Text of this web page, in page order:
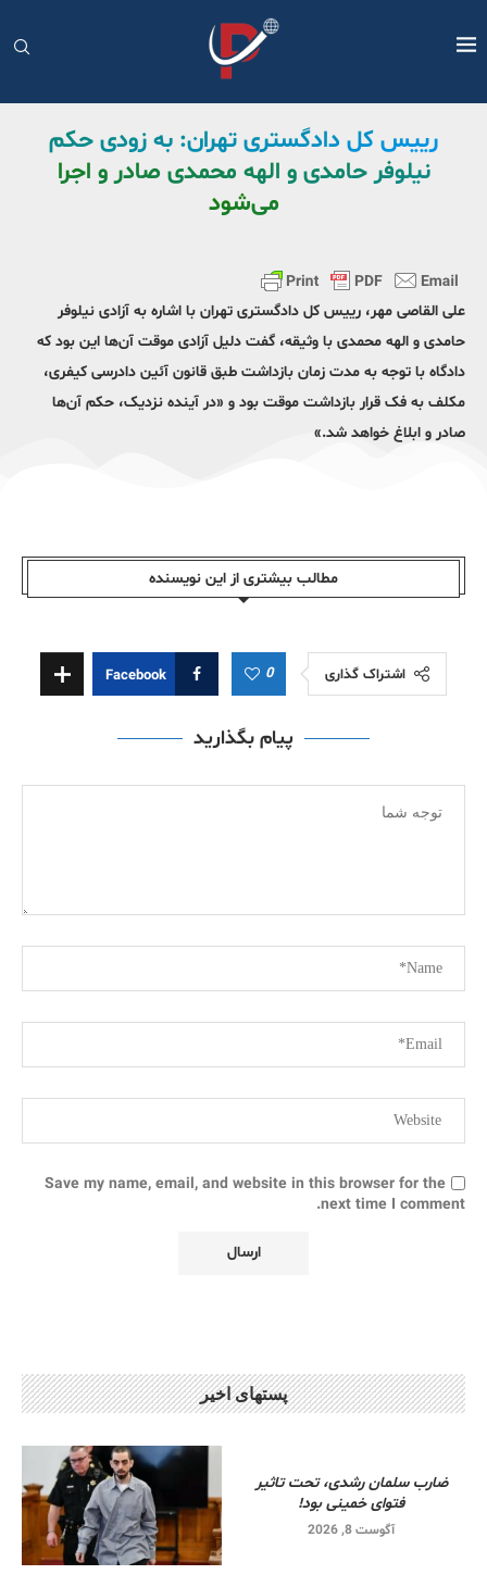
رییس کل دادگستری تهران: به زودی حکم
نیلوفر حامدی و الهه محمدی صادر و اجرا
می‌شود
علی القاصی مهر، رییس کل دادگستری تهران با اشاره به آزادی نیلوفر
حامدی و الهه محمدی با وثیقه، گفت دلیل آزادی موقت آن‌ها این بود که
دادگاه با توجه به مدت زمان بازداشت طبق قانون آئین دادرسی کیفری،
مکلف به فک قرار بازداشت موقت بود و «در آینده نزدیک، حکم آن‌ها
صادر و ابلاغ خواهد شد.»
مطالب بیشتری از این نویسندە
اشتراک گذاری 0
Facebook
پیام بگذارید
Save my name, email, and website in this browser for the
next time I comment.
پستهای اخیر
ضارب سلمان رشدی، تحت تاثیر
فتوای خمینی بود!
آگوست 8, 2026